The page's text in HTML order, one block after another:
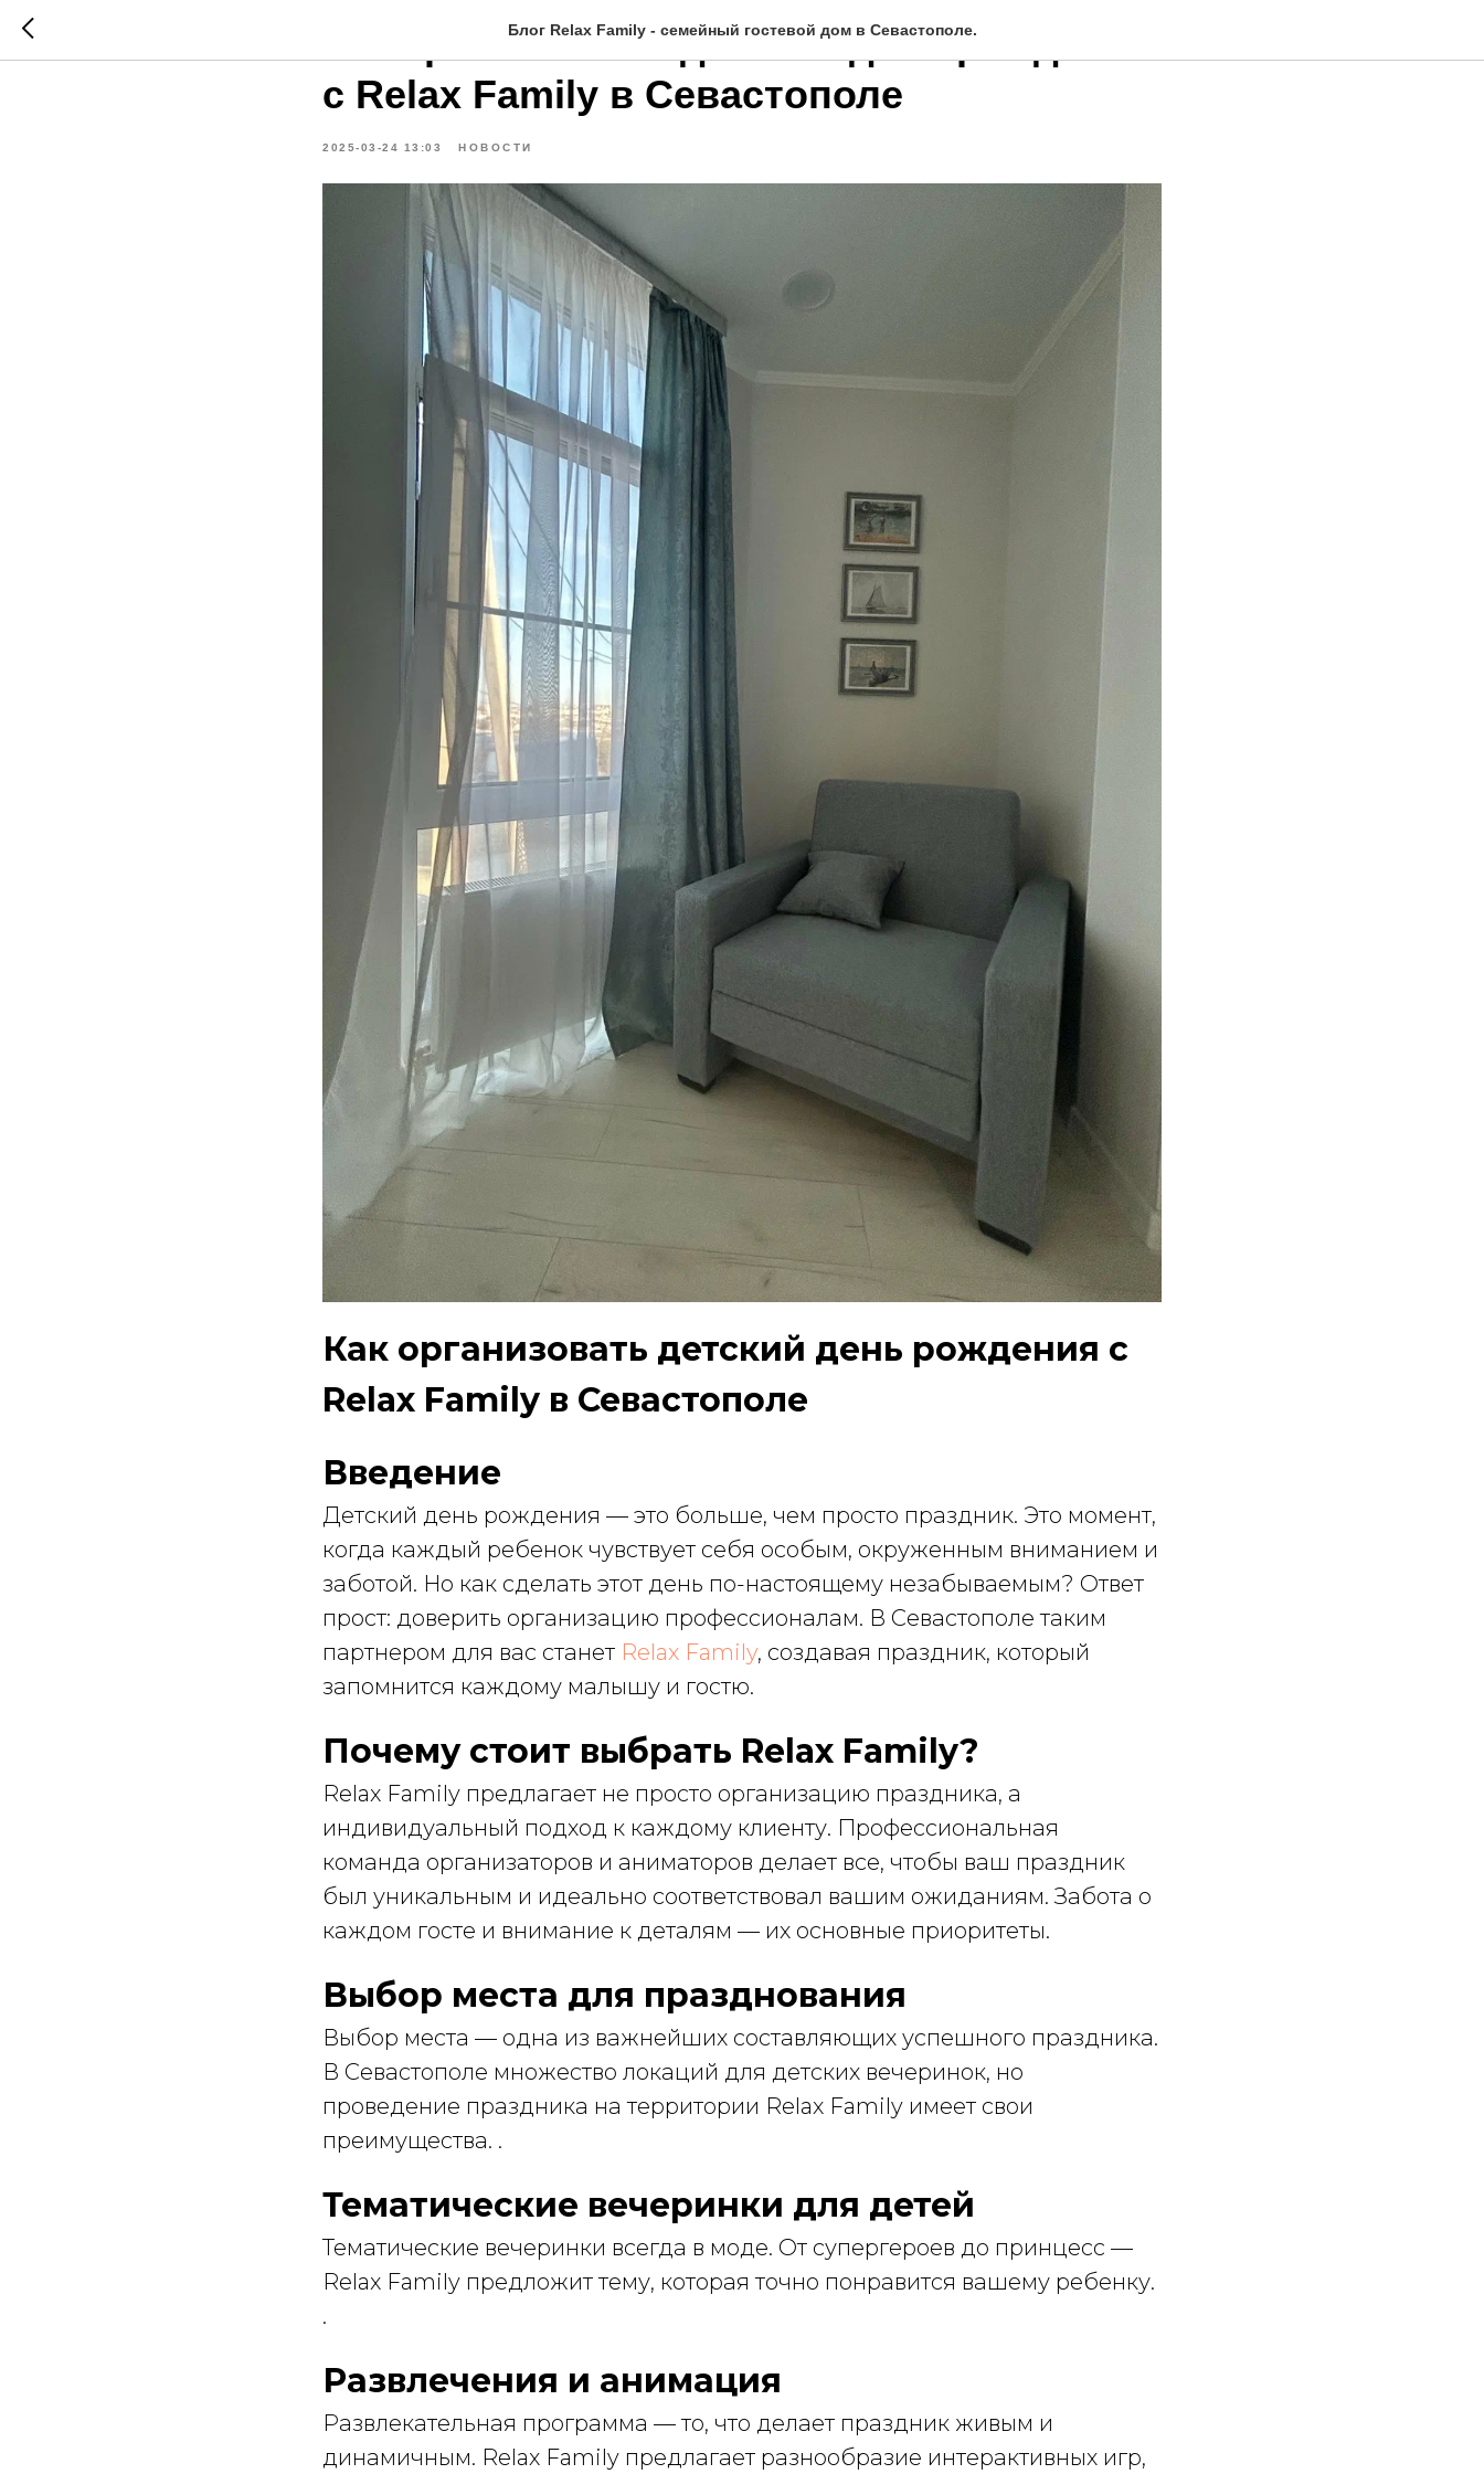
Блог Relax Family - семейный гостевой дом в Севастополе.
Как организовать детский день рождения
с Relax Family в Севастополе
2025-03-24 13:03 НОВОСТИ
Как организовать детский день рождения с
Relax Family в Севастополе
Введение
Детский день рождения — это больше, чем просто праздник. Это момент,
когда каждый ребенок чувствует себя особым, окруженным вниманием и
заботой. Но как сделать этот день по-настоящему незабываемым? Ответ
прост: доверить организацию профессионалам. В Севастополе таким
партнером для вас станет Relax Family, создавая праздник, который
запомнится каждому малышу и гостю.
Почему стоит выбрать Relax Family?
Relax Family предлагает не просто организацию праздника, а
индивидуальный подход к каждому клиенту. Профессиональная
команда организаторов и аниматоров делает все, чтобы ваш праздник
был уникальным и идеально соответствовал вашим ожиданиям. Забота о
каждом госте и внимание к деталям — их основные приоритеты.
Выбор места для празднования
Выбор места — одна из важнейших составляющих успешного праздника.
В Севастополе множество локаций для детских вечеринок, но
проведение праздника на территории Relax Family имеет свои
преимущества. .
Тематические вечеринки для детей
Тематические вечеринки всегда в моде. От супергероев до принцесс —
Relax Family предложит тему, которая точно понравится вашему ребенку.
.
Развлечения и анимация
Развлекательная программа — то, что делает праздник живым и
динамичным. Relax Family предлагает разнообразие интерактивных игр,